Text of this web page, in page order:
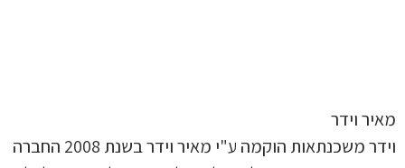
וידר
וידר משכנתאות הוקמה ע"י מאיר וידר בשנת 2008 החברה